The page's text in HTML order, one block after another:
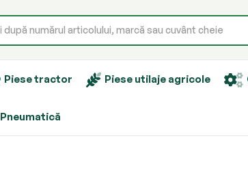
Piese tractor Piese utilaje agricole
Pneumatică